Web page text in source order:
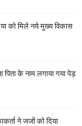
को मिले नये मुख्य विकास
के नाम लगाया गया पेड़
ने जजों को दिया